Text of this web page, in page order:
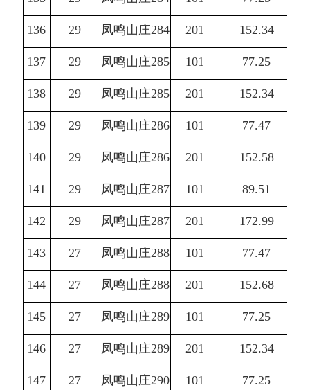
136 29 凤鸣山庄284 201 152.34
137 29 凤鸣山庄285 101 77.25
138 29 凤鸣山庄285 201 152.34
139 29 凤鸣山庄286 101 77.47
140 29 凤鸣山庄286 201 152.58
141 29 凤鸣山庄287 101 89.51
142 29 凤鸣山庄287 201 172.99
143 27 凤鸣山庄288 101 77.47
144 27 凤鸣山庄288 201 152.68
145 27 凤鸣山庄289 101 77.25
146 27 凤鸣山庄289 201 152.34
147 27 凤鸣山庄290 101 77.25